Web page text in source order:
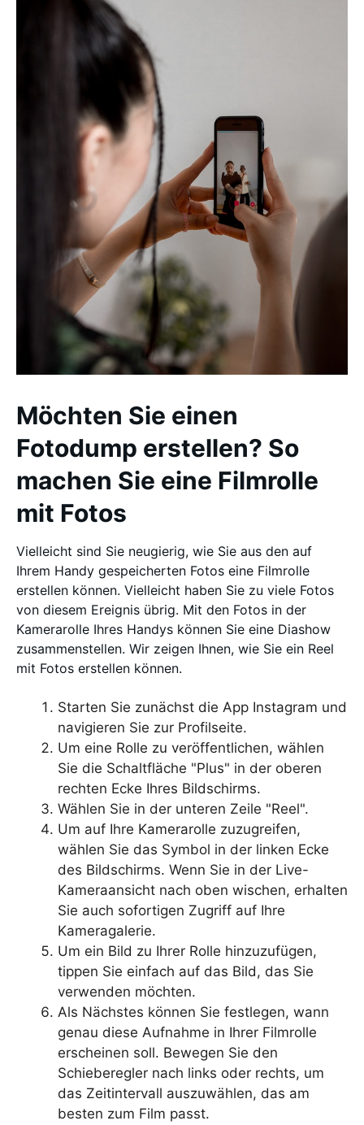
Möchten Sie einen
Fotodump erstellen? So
machen Sie eine Filmrolle
mit Fotos
Vielleicht sind Sie neugierig, wie Sie aus den auf
Ihrem Handy gespeicherten Fotos eine Filmrolle
erstellen können. Vielleicht haben Sie zu viele Fotos
von diesem Ereignis übrig. Mit den Fotos in der
Kamerarolle Ihres Handys können Sie eine Diashow
zusammenstellen. Wir zeigen Ihnen, wie Sie ein Reel
mit Fotos erstellen können.
Starten Sie zunächst die App Instagram und
navigieren Sie zur Profilseite.
Um eine Rolle zu veröffentlichen, wählen
Sie die Schaltfläche "Plus" in der oberen
rechten Ecke Ihres Bildschirms.
Wählen Sie in der unteren Zeile "Reel".
Um auf Ihre Kamerarolle zuzugreifen,
wählen Sie das Symbol in der linken Ecke
des Bildschirms. Wenn Sie in der Live-
Kameraansicht nach oben wischen, erhalten
Sie auch sofortigen Zugriff auf Ihre
Kameragalerie.
Um ein Bild zu Ihrer Rolle hinzuzufügen,
tippen Sie einfach auf das Bild, das Sie
verwenden möchten.
Als Nächstes können Sie festlegen, wann
genau diese Aufnahme in Ihrer Filmrolle
erscheinen soll. Bewegen Sie den
Schieberegler nach links oder rechts, um
das Zeitintervall auszuwählen, das am
besten zum Film passt.